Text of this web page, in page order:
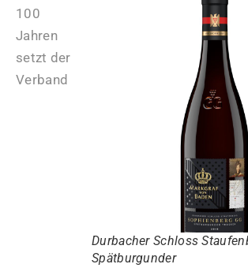
Durbacher Schloss
Spätburgunder
100
Jahren
setzt der
Verband